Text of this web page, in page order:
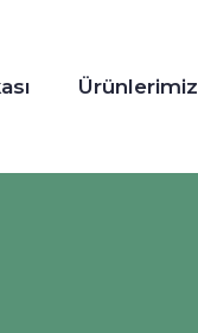
Ürünlerimiz